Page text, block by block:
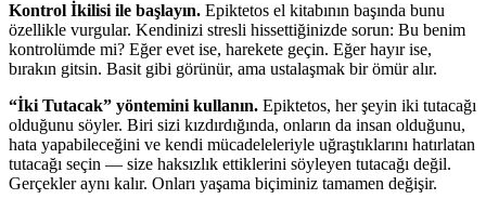
Kontrol İkilisi ile başlayın. Epiktetos el kitabının başında bunu
özellikle vurgular. Kendinizi stresli hissettiğinizde sorun: Bu benim
kontrolümde mi? Eğer evet ise, harekete geçin. Eğer hayır ise,
bırakın gitsin. Basit gibi görünür, ama ustalaşmak bir ömür alır.
“İki Tutacak” yöntemini kullanın. Epiktetos, her şeyin iki tutacağı
olduğunu söyler. Biri sizi kızdırdığında, onların da insan olduğunu,
hata yapabileceğini ve kendi mücadeleleriyle uğraştıklarını hatırlatan
tutacağı seçin — size haksızlık ettiklerini söyleyen tutacağı değil.
Gerçekler aynı kalır. Onları yaşama biçiminiz tamamen değişir.